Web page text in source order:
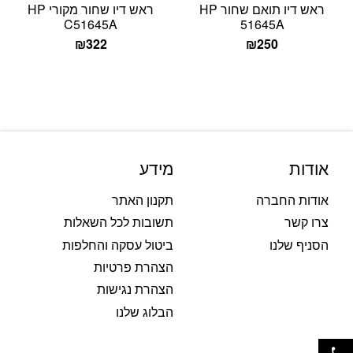
ראש דיו תואם שחור HP
51645A
₪250
ראש דיו שחור מקורי HP
C51645A
₪322
אודות
אודות החברה
צרו קשר
הסניף שלנו
מידע
תקנון האתר
תשובות לכל השאלות
ביטול עסקה והחלפות
הצהרת פרטיות
הצהרת נגישות
הבלוג שלנו
פתח סרגל נגישות